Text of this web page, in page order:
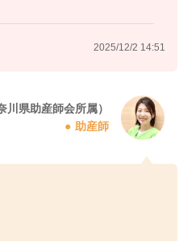
2025/12/2 14:51
川県助産師会所属）
助産師